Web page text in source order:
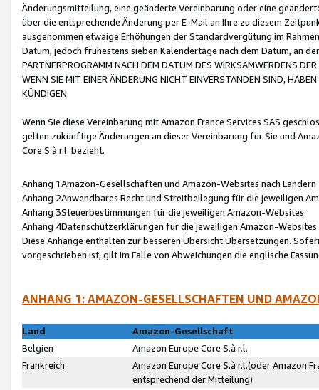
Änderungsmitteilung, eine geänderte Vereinbarung oder eine
über die entsprechende Änderung per E-Mail an Ihre zu diesem
ausgenommen etwaige Erhöhungen der Standardvergütung im
Datum, jedoch frühestens sieben Kalendertage nach dem Datum, an
PARTNERPROGRAMM NACH DEM DATUM DES WIRKSAMWERDENS
WENN SIE MIT EINER ÄNDERUNG NICHT EINVERSTANDEN SIND,
KÜNDIGEN.
Wenn Sie diese Vereinbarung mit Amazon France Services SAS
gelten zukünftige Änderungen an dieser Vereinbarung für Sie und
Core S.à r.l. bezieht.
Anhang 1Amazon-Gesellschaften und Amazon-Websites nach Ländern
Anhang 2Anwendbares Recht und Streitbeilegung für die jeweiligen
Anhang 3Steuerbestimmungen für die jeweiligen Amazon-Websites
Anhang 4Datenschutzerklärungen für die jeweiligen Amazon-Websites
Diese Anhänge enthalten zur besseren Übersicht Übersetzungen.
vorgeschrieben ist, gilt im Falle von Abweichungen die englische
ANHANG 1: AMAZON-GESELLSCHAFTEN UND
Land
Amazon-Gesellschaft
Belgien
Amazon Europe Core S.à r.l.
Frankreich
Amazon Europe Core S.à r.l.(oder Amazon
entsprechend der Mitteilung)